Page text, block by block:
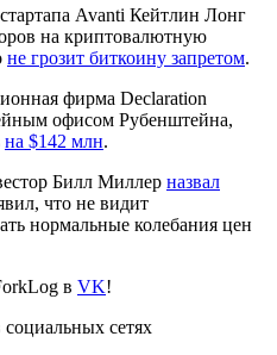
Avanti Кейтлин Лонг
на криптовалютную
не грозит биткоину запретом.
фирма Declaration
офисом Рубенштейна,
на $142 млн.
Билл Миллер назвал
что не видит
нормальные колебания цен
в VK!
сетях